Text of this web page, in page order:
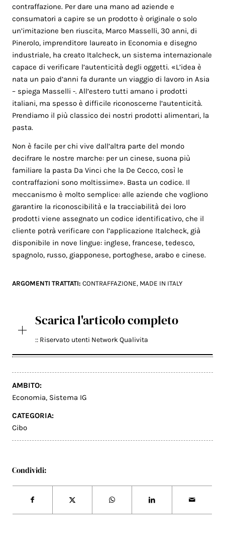
contraffazione. Per dare una mano ad aziende e
consumatori a capire se un prodotto è originale o solo
un’imitazione ben riuscita, Marco Masselli, 30 anni, di
Pinerolo, imprenditore laureato in Economia e disegno
industriale, ha creato Italcheck, un sistema internazionale
capace di verificare l’autenticità degli oggetti. «L’idea è
nata un paio d’anni fa durante un viaggio di lavoro in Asia
– spiega Masselli -. All’estero tutti amano i prodotti
italiani, ma spesso è difficile riconoscerne l’autenticità.
Prendiamo il più classico dei nostri prodotti alimentari, la
pasta.
Non è facile per chi vive dall’altra parte del mondo
decifrare le nostre marche: per un cinese, suona più
familiare la pasta Da Vinci che la De Cecco, così le
contraffazioni sono moltissime». Basta un codice. Il
meccanismo è molto semplice: alle aziende che vogliono
garantire la riconoscibilità e la tracciabilità dei loro
prodotti viene assegnato un codice identificativo, che il
cliente potrà verificare con l’applicazione Italcheck, già
disponibile in nove lingue: inglese, francese, tedesco,
spagnolo, russo, giapponese, portoghese, arabo e cinese.
ARGOMENTI TRATTATI:CONTRAFFAZIONE, MADE IN ITALY
Scarica l'articolo completo
:: Riservato utenti Network Qualivita
AMBITO:
Economia, Sistema IG
CATEGORIA:
Cibo
Condividi: